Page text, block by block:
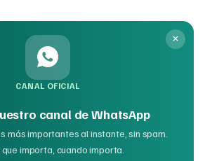
CANAL OFICIAL
canal de WhatsApp
más importantes al instante, sin spam.
importa, cuando importa.